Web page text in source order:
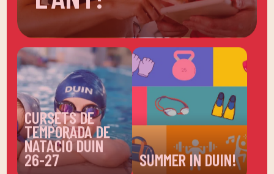
CURSETS DE
TEMPORADA DE
NATACIÓ DUIN
26-27 SUMMER IN DUIN!